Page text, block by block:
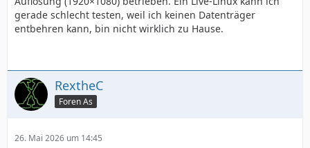
gerade schlecht testen, weil ich keinen Datenträger
entbehren kann, bin nicht wirklich zu Hause.
RextheC
Foren As
26. Mai 2026 um 14:45